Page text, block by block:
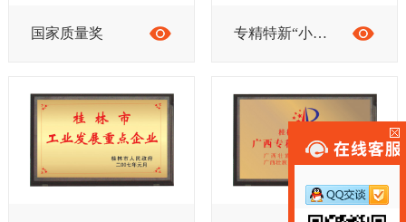
国家质量奖 专精特新“小巨人”企业